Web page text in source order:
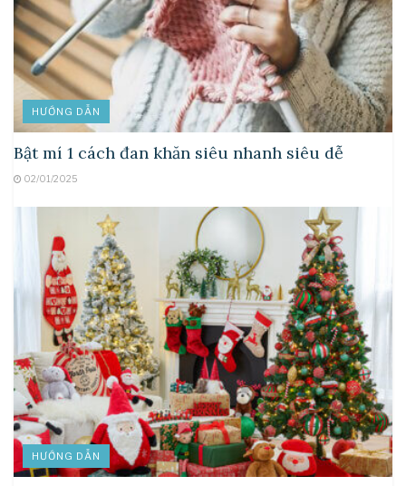
HƯỚNG DẪN
Bật mí 1 cách đan khăn siêu nhanh siêu dễ
02/01/2025
HƯỚNG DẪN